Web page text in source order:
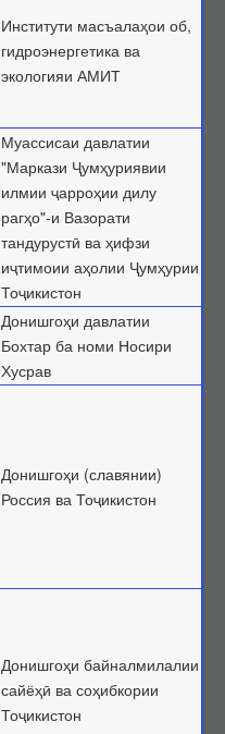
Институти масъалаҳои об,
гидроэнергетика ва
экологияи АМИТ
Муассисаи давлатии
"Маркази Ҷумҳуриявии
илмии ҷарроҳии дилу
рагҳо"-и Вазорати
тандурустӣ ва ҳифзи
иҷтимоии аҳолии Ҷумҳурии
Тоҷикистон
Донишгоҳи давлатии
Бохтар ба номи Носири
Хусрав
Донишгоҳи (славянии)
Россия ва Тоҷикистон
Донишгоҳи байналмилалии
сайёҳӣ ва соҳибкории
Тоҷикистон